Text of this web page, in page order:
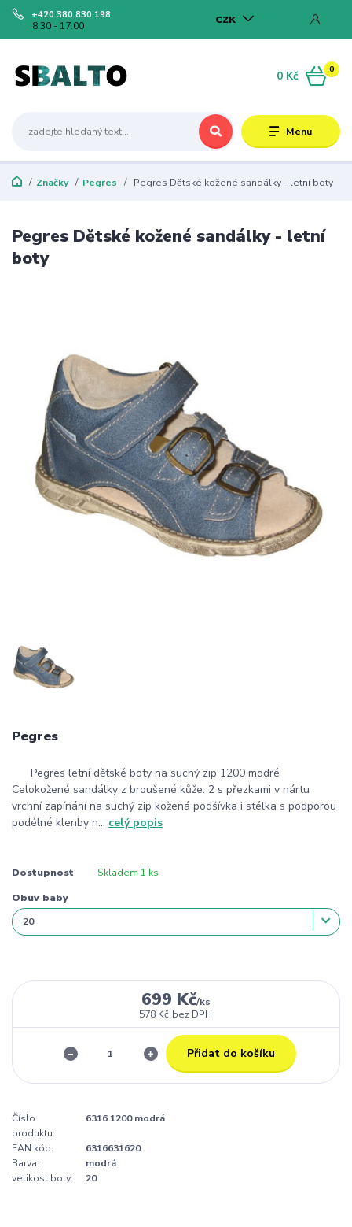
Menu
CZK
+420 380 830 198
8.30 - 17.00
0
0 Kč
Značky Pegres Pegres Dětské kožené sandálky - letní boty
Pegres Dětské kožené sandálky - letní
boty
Pegres
Pegres letní dětské boty na suchý zip 1200 modré
Celokožené sandálky z broušené kůže. 2 s přezkami v nártu
vrchní zapínání na suchý zip kožená podšívka i stélka s podporou
podélné klenby n... celý popis
Dostupnost Skladem 1 ks
Obuv baby
699 Kč/ks
578 Kč bez DPH
Přidat do košíku
Číslo
produktu:
6316 1200 modrá
EAN kód:
6316631620
Barva:
modrá
velikost boty:
20